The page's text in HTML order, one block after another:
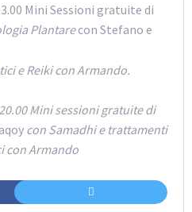
Mini Sessioni gratuite di
Plantarecon Stefano e
e Reiki con Armando.
Mini sessioni gratuite di
con Samadhi e trattamenti
con Armando